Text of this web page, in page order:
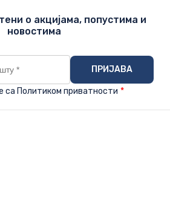
о акцијама, попустима и
новостима
са Политиком приватности *